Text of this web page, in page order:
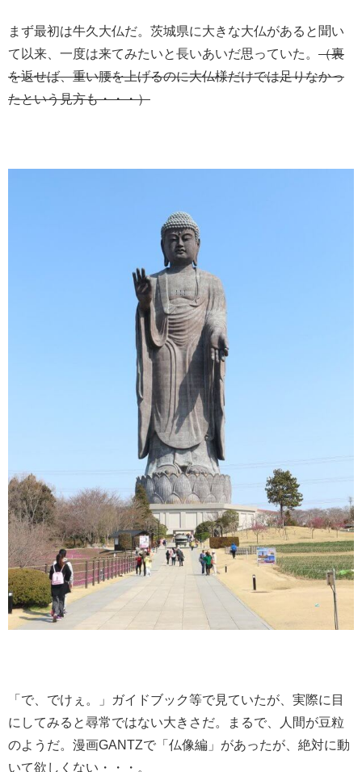
まず最初は牛久大仏だ。茨城県に大きな大仏があると聞い
て以来、一度は来てみたいと長いあいだ思っていた。 （裏
を返せば、重い腰を上げるのに大仏様だけでは足りなかっ
たという見方も・・・）
「で、でけぇ。」ガイドブック等で見ていたが、実際に目
にしてみると尋常ではない大きさだ。まるで、人間が豆粒
のようだ。漫画GANTZで「仏像編」があったが、絶対に動
いて欲しくない・・・。